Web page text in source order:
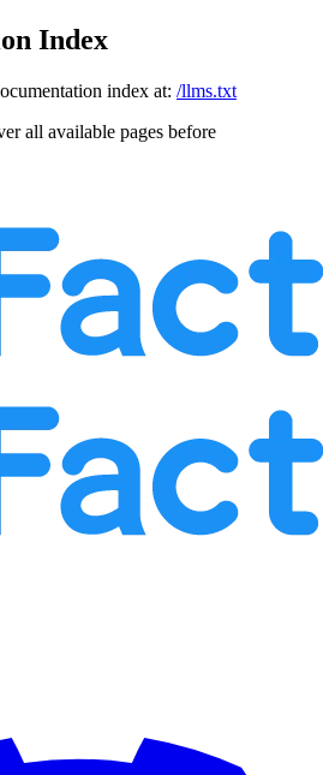
Index
index at: /llms.txt
all available pages before